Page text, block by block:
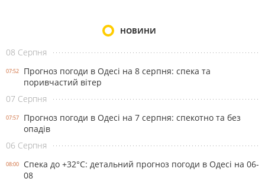
НОВИНИ
08 Серпня
07:52
Прогноз погоди в Одесі на 8 серпня: спека та
поривчастий вітер
07 Серпня
07:57
Прогноз погоди в Одесі на 7 серпня: спекотно та без
опадів
06 Серпня
08:00
Спека до +32°С: детальний прогноз погоди в Одесі на 06-
08